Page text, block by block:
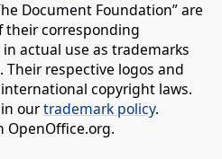
Document Foundation” are
their corresponding
actual use as trademarks
respective logos and
copyright laws.
ourtrademark policy.
OpenOffice.org.